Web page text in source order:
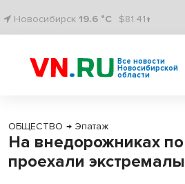
Новосибирск 19.6 °C $81.41↑
Все новости
Новосибирской
области
ОБЩЕСТВО → Эпатаж
На внедорожниках
проехали экстремалы